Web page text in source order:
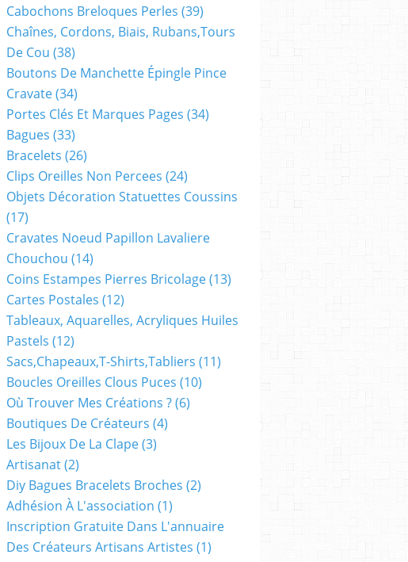
Cabochons Breloques Perles (39)
Chaînes, Cordons, Biais, Rubans,tours
De Cou (38)
Boutons De Manchette Épingle Pince
Cravate(34)
Portes Clés Et Marques Pages (34)
Bagues (33)
Bracelets (26)
Clips Oreilles Non Percees (24)
Objets Décoration Statuettes Coussins
(17)
Cravates Noeud Papillon Lavaliere
Chouchou (14)
Coins Estampes Pierres Bricolage(13)
Cartes Postales (12)
Tableaux, Aquarelles, Acryliques Huiles
Pastels (12)
Sacs,chapeaux,t-Shirts,tabliers (11)
Boucles Oreilles Clous Puces (10)
Où Trouver Mes Créations ?(6)
Boutiques De Créateurs (4)
Les Bijoux De La Clape(3)
Artisanat(2)
Diy Bagues Bracelets Broches (2)
Adhésion À L'association (1)
Inscription Gratuite Dans L'annuaire
Des Créateurs Artisans Artistes (1)